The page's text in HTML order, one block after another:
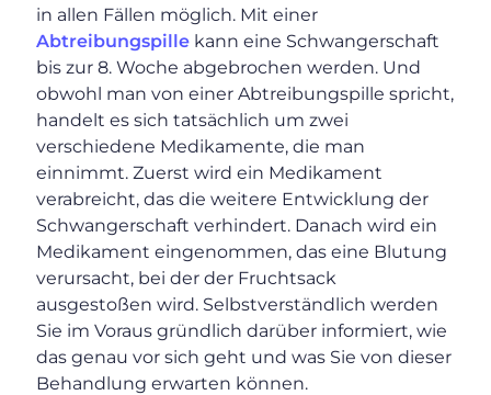
in allen Fällen möglich. Mit einer
Abtreibungspille kann eine Schwangerschaft
bis zur 8. Woche abgebrochen werden. Und
obwohl man von einer Abtreibungspille spricht,
handelt es sich tatsächlich um zwei
verschiedene Medikamente, die man
einnimmt. Zuerst wird ein Medikament
verabreicht, das die weitere Entwicklung der
Schwangerschaft verhindert. Danach wird ein
Medikament eingenommen, das eine Blutung
verursacht, bei der der Fruchtsack
ausgestoßen wird. Selbstverständlich werden
Sie im Voraus gründlich darüber informiert, wie
das genau vor sich geht und was Sie von dieser
Behandlung erwarten können.